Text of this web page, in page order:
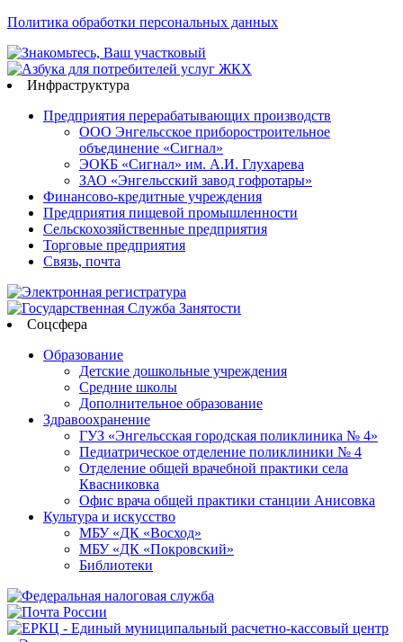
Политика обработки персональных данных
Инфраструктура
Предприятия перерабатывающих производств
ООО Энгельсское приборостроительное
объединение «Сигнал»
ЭОКБ «Сигнал» им. А.И. Глухарева
ЗАО «Энгельсский завод гофротары»
Финансово-кредитные учреждения
Предприятия пищевой промышленности
Сельскохозяйственные предприятия
Торговые предприятия
Связь, почта
Соцсфера
Образование
Детские дошкольные учреждения
Средние школы
Дополнительное образование
Здравоохранение
ГУЗ «Энгельсская городская поликлиника № 4»
Педиатрическое отделение поликлиники № 4
Отделение общей врачебной практики села
Квасниковка
Офис врача общей практики станции Анисовка
Культура и искусство
МБУ «ДК «Восход»
МБУ «ДК «Покровский»
Библиотеки